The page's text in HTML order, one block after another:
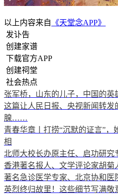
以上内容来自 《天堂念APP》
发讣告
创建家谱
下载官方APP
创建祠堂
社会热点
张军桥，山东的儿子，中国的英
这篇让人民日报、央视新闻转发
腺……
青春华章丨打捞“沉默的证言”
相
北师大校长办原主任、启功研究
香港著名报人、文学评论家胡菊
著名急诊医学专家、北京协和
英烈终归故里！这些细节写满敬